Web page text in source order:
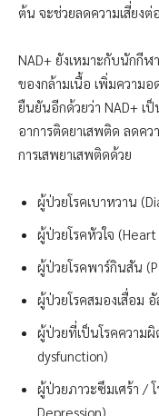
ต้น จะช่วยลดความเสี่ยงต่
NAD+ ยังเหมาะกับนักกีฬ
ของกล้ามเนื้อ เพิ่มความอ
ยืนยันอีกด้วยว่า NAD+ เ
อาการติดยาเสพติด ลดค
การเสพยาเสพติดด้วย
ผู้ป่วยโรคเบาหวาน
ผู้ป่วยโรคหัวใจ (Heart
ผู้ป่วยโรคพาร์กินสัน
ผู้ป่วยโรคสมองเสื่อม
ผู้ป่วยที่เป็นโรคความ
dysfunction)
ผู้ป่วยภาวะซึมเศร้า /
Depression)